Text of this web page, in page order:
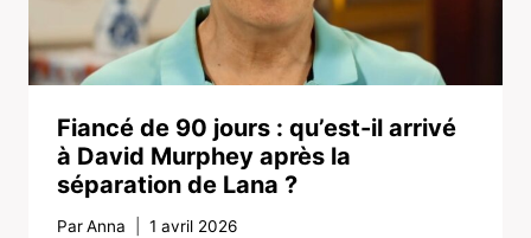
Fiancé de 90 jours : qu’est-il arrivé
à David Murphey après la
séparation de Lana ?
ParAnna 1 avril 2026